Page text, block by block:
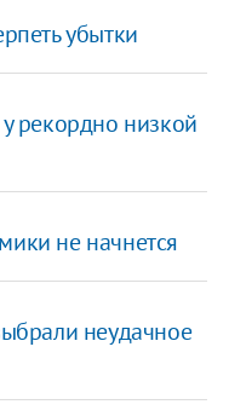
убытки
рекордно низкой
не начнется
неудачное